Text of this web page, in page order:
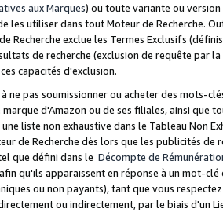
aux Marques) ou toute variante ou
les utiliser dans tout Moteur de Recherche.
Recherche exclue les Termes Exclusifs
de recherche (exclusion de requête
capacités d'exclusion.
ne pas soumissionner ou acheter des mots-
d'Amazon ou de ses filiales, ainsi que
liste non exhaustive dans le Tableau Non
de Recherche dès lors que les publicités de
que défini dans le Décompte de
qu'ils apparaissent en réponse à un mot-
ou non payants), tant que vous
ou indirectement, par le biais d'un